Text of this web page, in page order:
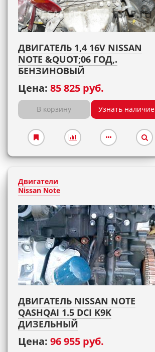
ДВИГАТЕЛЬ 1,4 16V NISSAN
NOTE &QUOT;06 ГОД,.
БЕНЗИНОВЫЙ
Цена: 85 825 руб.
В корзину Узнать наличие
Двигатели
Nissan Note
ДВИГАТЕЛЬ NISSAN NOTE
QASHQAI 1.5 DCI K9K
ДИЗЕЛЬНЫЙ
Цена: 96 955 руб.